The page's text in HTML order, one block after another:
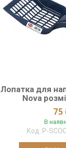
Лопатка для
Nova
75
В
P-